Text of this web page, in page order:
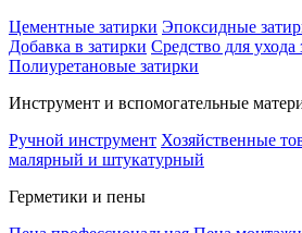
Цементные затирки Эпоксидные
Добавка в затирки Средство для ухода
Полиуретановые затирки
Инструмент и вспомогательные
Ручной инструмент Хозяйственные
малярный и штукатурный
Герметики и пены